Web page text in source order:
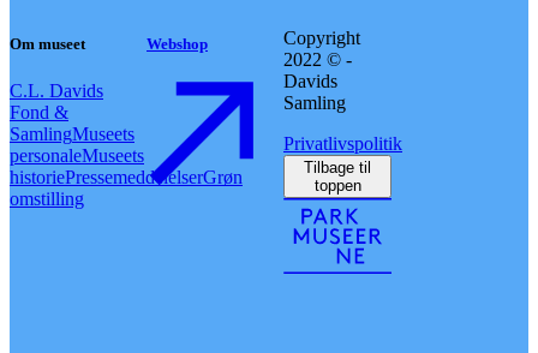
Om museet
C.L. Davids
Fond &
SamlingMuseets
personaleMuseets
historiePressemeddelelserGrøn
omstilling
Webshop
Copyright
2022 © -
Davids
Samling
Privatlivspolitik
Tilbage til
toppen